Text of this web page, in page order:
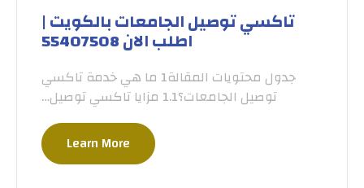
تاكسي توصيل الجامعات بالكويت |
اطلب الان 55407508
جدول محتويات المقالة1 ما هي خدمة تاكسي
توصيل الجامعات؟1.1 مزايا تاكسي توصيل…
Learn More